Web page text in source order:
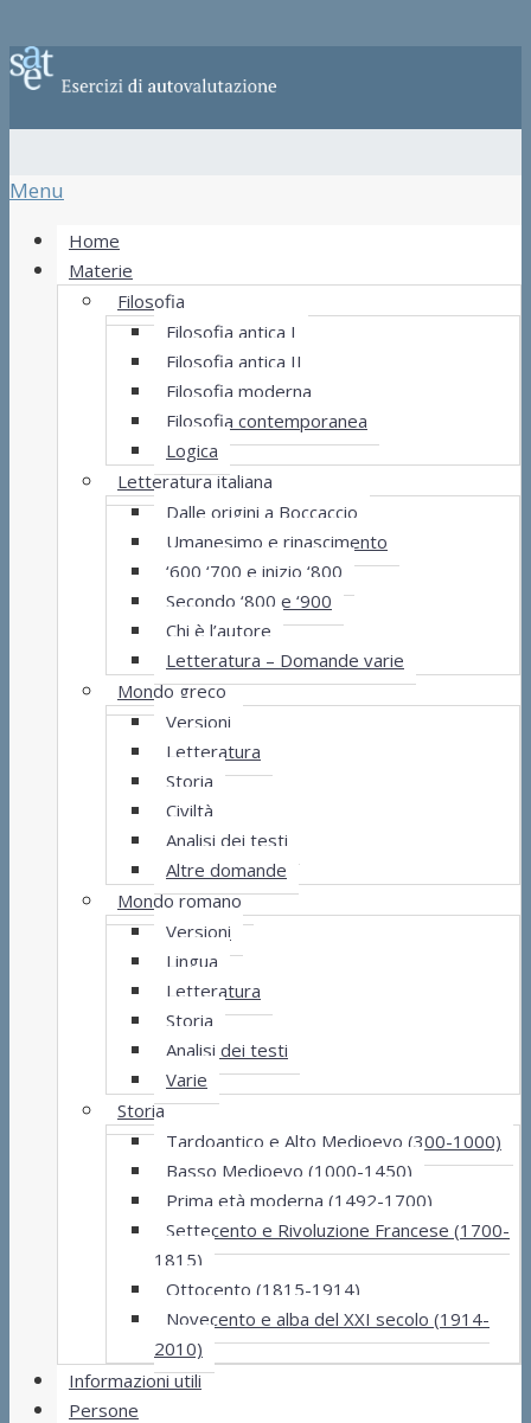
Menu
Home
Materie
Filosofia
Filosofia antica I
Filosofia antica II
Filosofia moderna
Filosofia contemporanea
Logica
Letteratura italiana
Dalle origini a Boccaccio
Umanesimo e rinascimento
‘600 ‘700 e inizio ‘800
Secondo ‘800 e ‘900
Chi è l’autore
Letteratura – Domande varie
Mondo greco
Versioni
Letteratura
Storia
Civiltà
Analisi dei testi
Altre domande
Mondo romano
Versioni
Lingua
Letteratura
Storia
Analisi dei testi
Varie
Storia
Tardoantico e Alto Medioevo (300-1000)
Basso Medioevo (1000-1450)
Prima età moderna (1492-1700)
Settecento e Rivoluzione Francese (1700-
1815)
Ottocento (1815-1914)
Novecento e alba del XXI secolo (1914-
2010)
Informazioni utili
Persone